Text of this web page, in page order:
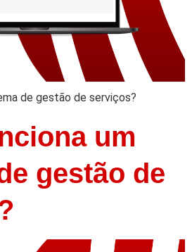
de gestão de serviços?
um
gestão de